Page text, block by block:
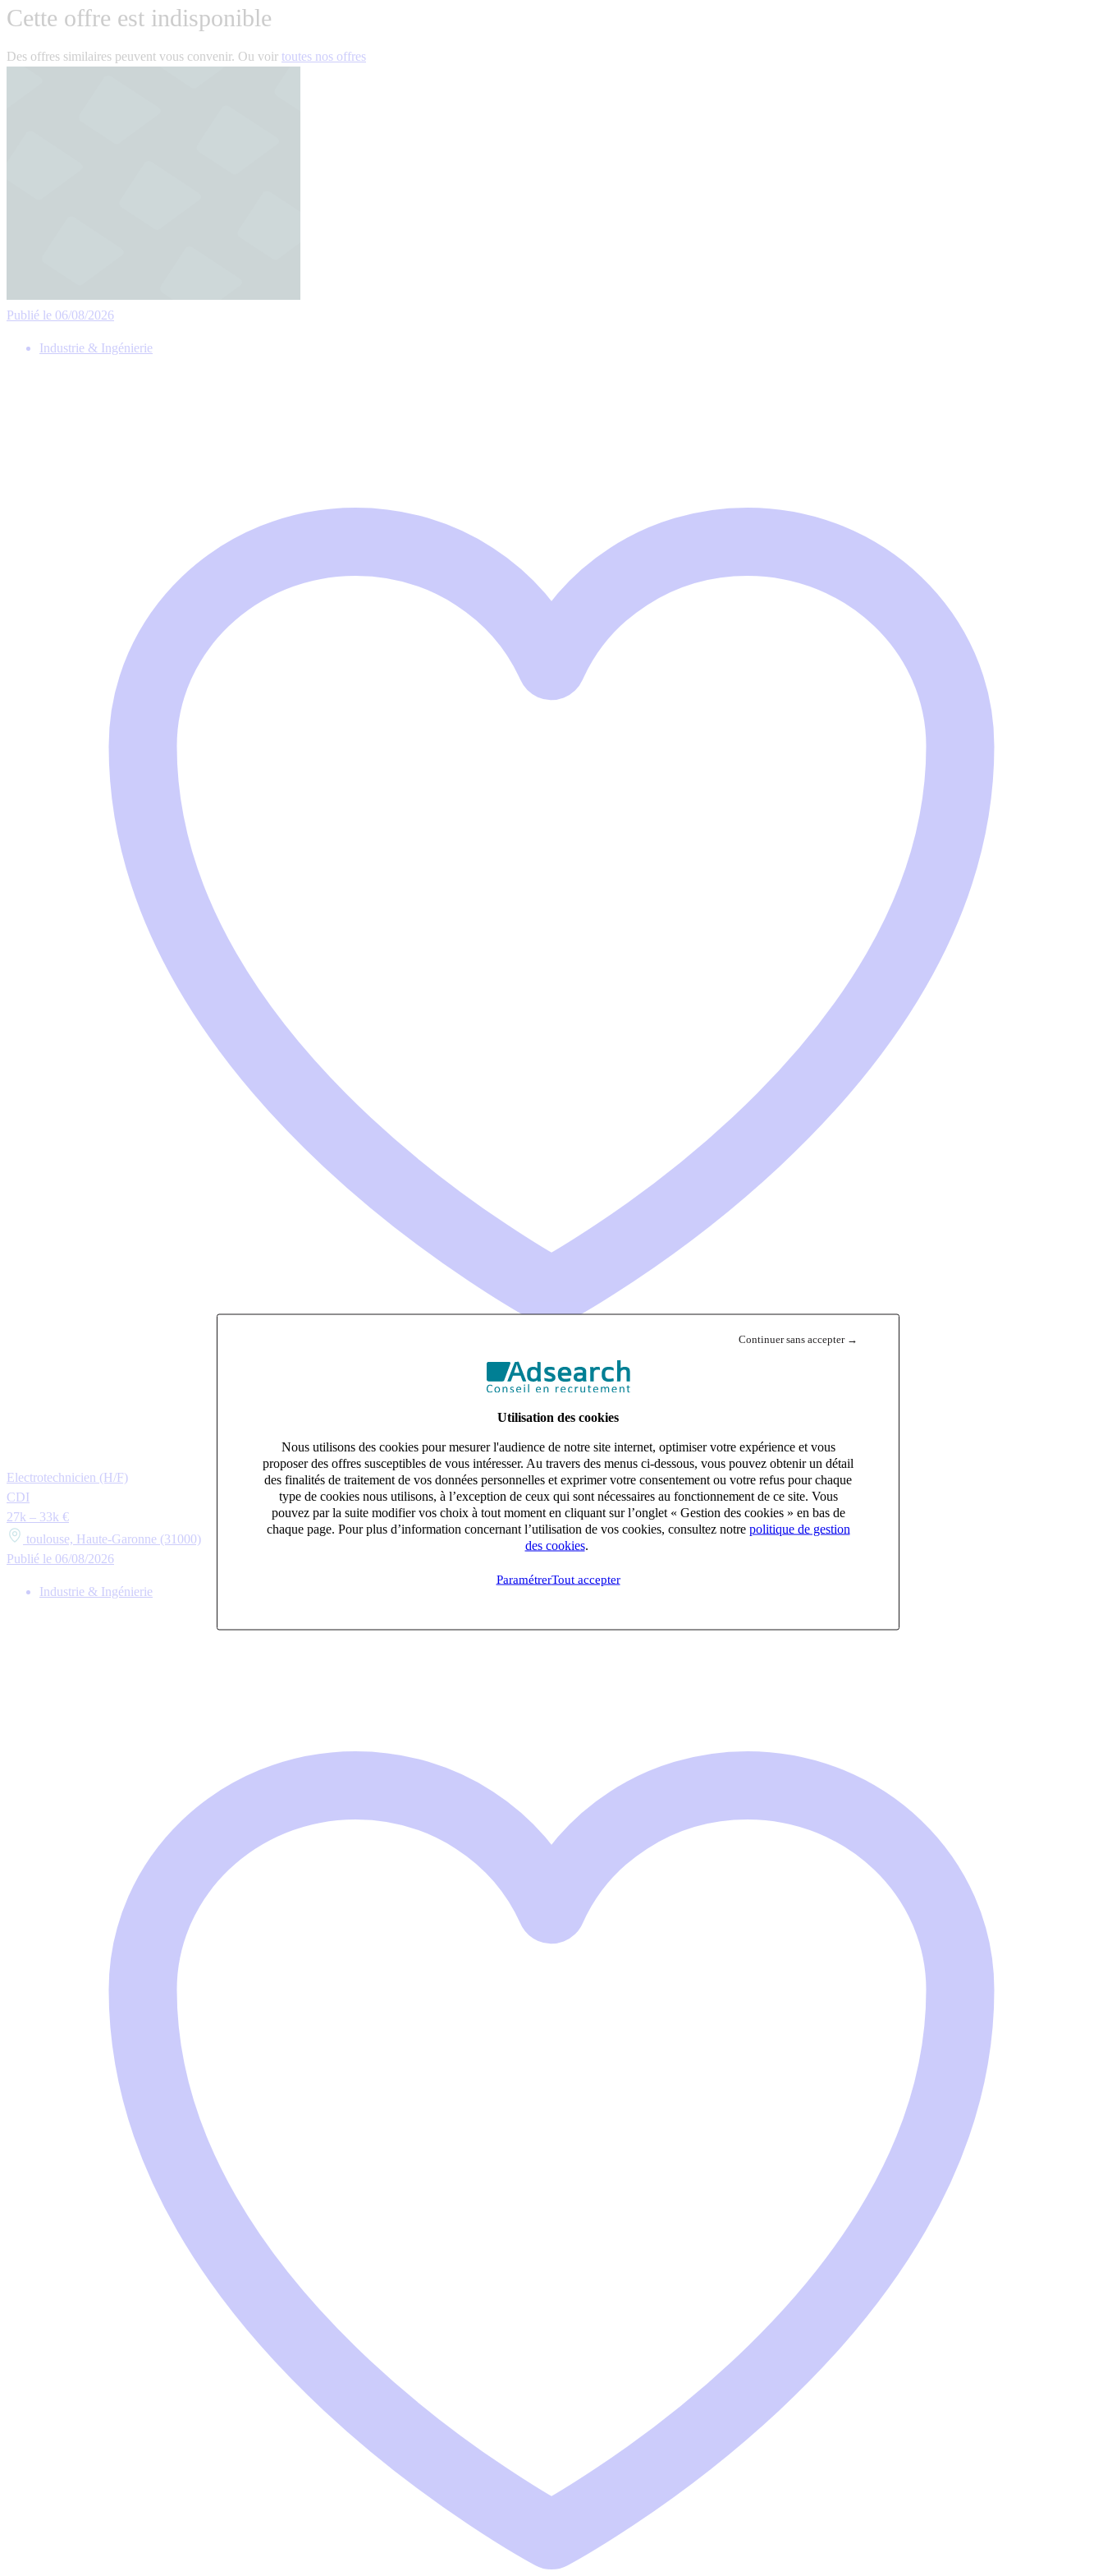
Continuer sans accepter →
Utilisation des cookies
Nous utilisons des cookies pour mesurer l'audience de notre site internet, optimiser votre expérience et vous
proposer des offres susceptibles de vous intéresser. Au travers des menus ci-dessous, vous pouvez obtenir un détail
des finalités de traitement de vos données personnelles et exprimer votre consentement ou votre refus pour chaque
type de cookies nous utilisons, à l’exception de ceux qui sont nécessaires au fonctionnement de ce site. Vous
pouvez par la suite modifier vos choix à tout moment en cliquant sur l’onglet « Gestion des cookies » en bas de
chaque page. Pour plus d’information concernant l’utilisation de vos cookies, consultez notre politique de gestion
des cookies.
ParamétrerTout accepter
Cette offre est indisponible
Des offres similaires peuvent vous convenir. Ou voir toutes nos offres
Publié le 06/08/2026
Industrie & Ingénierie
Electrotechnicien (H/F)
CDI
27k – 33k €
toulouse, Haute-Garonne (31000)
Publié le 06/08/2026
Industrie & Ingénierie